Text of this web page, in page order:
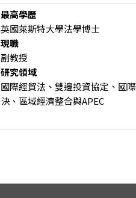
最高學歷
英國萊斯特大學法學博士
現職
副教授
研究領域
國際經貿法、雙邊投資協定、國
決、區域經濟整合與APEC